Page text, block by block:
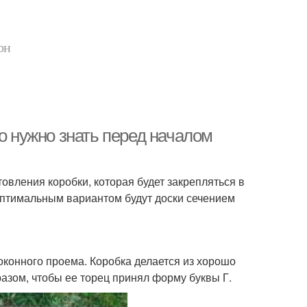
нужно знать перед началом
коробки, которая будет закрепляться в
вариантом будут доски сечением
проема. Коробка делается из хорошо
чтобы ее торец принял форму буквы Г.